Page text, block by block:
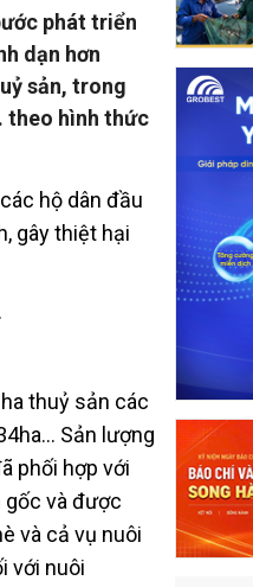
phát triển
dạn hơn
sản, trong
theo hình thức
hộ dân đầu
gây thiệt hại
thuỷ sản các
Sản lượng
phối hợp với
gốc và được
và cả vụ nuôi
với nuôi